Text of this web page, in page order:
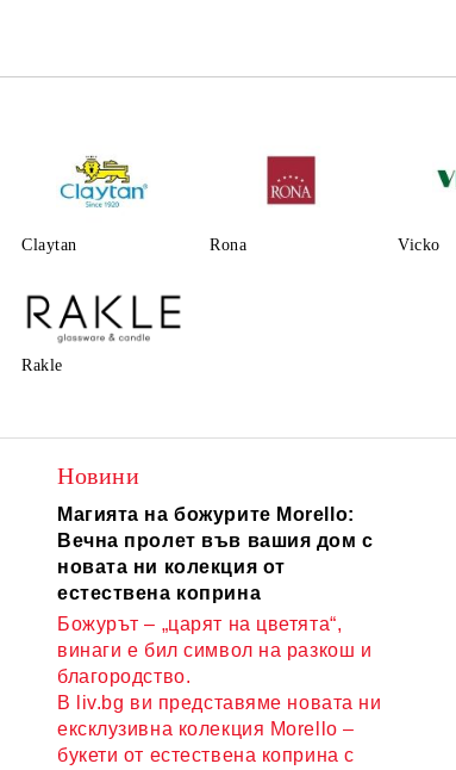
Claytаn Rona Vicko
Rakle
Новини
Магията на божурите Morello:
Вечна пролет във вашия дом с
новата ни колекция от
естествена коприна
Божурът – „царят на цветята“,
винаги е бил символ на разкош и
благородство.
В liv.bg ви представяме новата ни
ексклузивна колекция Morello –
букети от естествена коприна с